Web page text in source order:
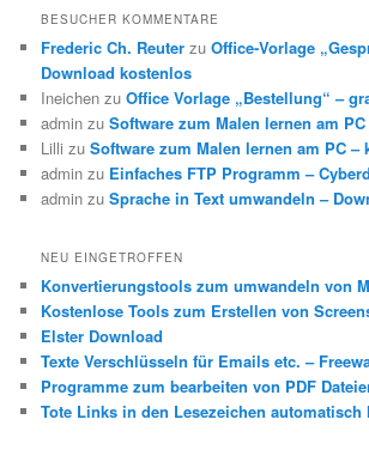
BESUCHER KOMMENTARE
Frederic Ch. Reuter zuOffice-Vorlage
Download kostenlos
Ineichen zuOffice Vorlage „Bestellung“ –
admin zuSoftware zum Malen lernen am
Lilli zuSoftware zum Malen lernen am PC –
admin zu Einfaches FTP Programm –
admin zuSprache in Text umwandeln –
NEU EINGETROFFEN
Konvertierungstools zum umwandeln von
Kostenlose Tools zum Erstellen von
Elster Download
Texte Verschlüsseln für Emails etc. –
Programme zum bearbeiten von PDF
Tote Links in den Lesezeichen automatisch